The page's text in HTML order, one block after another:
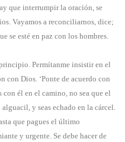
que interrumpir la oración, se
Vayamos a reconciliarnos, dice;
se esté en paz con los hombres.
Permítanme insistir en el
con Dios. ‘Ponte de acuerdo con
él en el camino, no sea que el
y seas echado en la cárcel.
que pagues el último
y urgente. Se debe hacer de